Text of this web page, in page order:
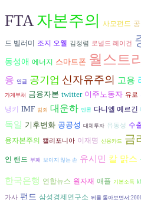
FTA자본주의 사모펀드
드 벨러미 조지 오웰 김정렴 로널드 레이건
동성애 에너지 스마트폰 월스트
융 연금 공기업 신자유주의 고용
가계부채 금융자본 twitter 이주노동자 유로
냉키
IMF 범죄 대운하 엔론 다니엘 예르긴
독일 기후변화 공공성 대체투자 유동성 수
융자본주의
캘리포니아 이재명 신용카드 금
인 랜드 부패 보이지 않는 손 유시민 칼 맑스
한국은행 연합뉴스 원자재 애플 기본소득
가사 펀드 삼성경제연구소 뒤를 돌아보면서